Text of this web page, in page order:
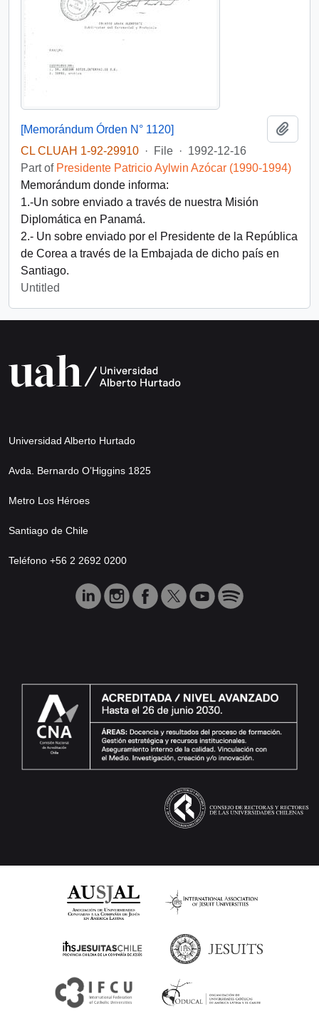
[Memorándum Órden N° 1120]
CL CLUAH 1-92-29910 · File · 1992-12-16
Part of Presidente Patricio Aylwin Azócar (1990-1994)
Memorándum donde informa:
1.-Un sobre enviado a través de nuestra Misión
Diplomática en Panamá.
2.- Un sobre enviado por el Presidente de la República
de Corea a través de la Embajada de dicho país en
Santiago.
Untitled
Universidad Alberto Hurtado
Avda. Bernardo O’Higgins 1825
Metro Los Héroes
Santiago de Chile
Teléfono +56 2 2692 0200